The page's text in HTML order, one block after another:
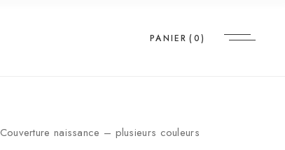
PANIER (0)
Couverture naissance – plusieurs couleurs